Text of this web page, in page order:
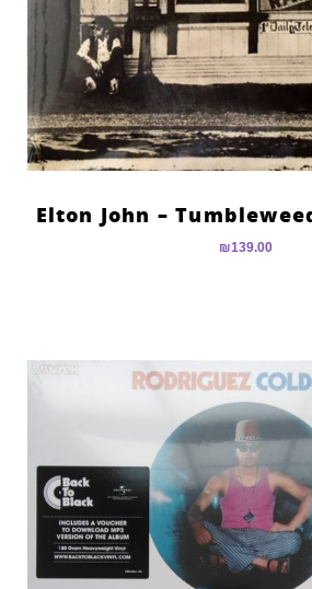
Elton John –
₪139.00